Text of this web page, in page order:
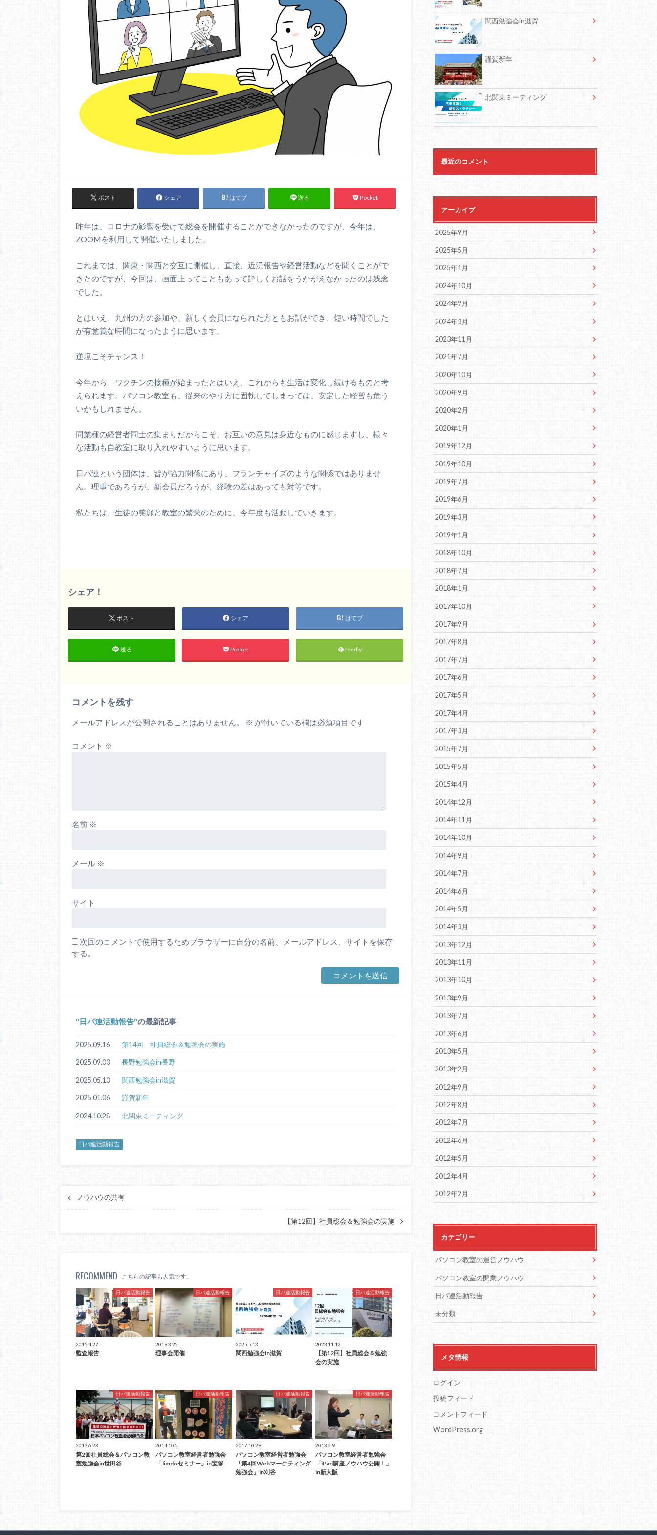
ポスト シェア はてブ 送る Pocket
昨年は、コロナの影響を受けて総会を開催することができなかったのですが、今年は、
ZOOMを利用して開催いたしました。
これまでは、関東・関西と交互に開催し、直接、近況報告や経営活動などを聞くことがで
きたのですが、今回は、画面上ってこともあって詳しくお話をうかがえなかったのは残念
でした。
とはいえ、九州の方の参加や、新しく会員になられた方ともお話ができ、短い時間でした
が有意義な時間になったように思います。
逆境こそチャンス！
今年から、ワクチンの接種が始まったとはいえ、これからも生活は変化し続けるものと考
えられます。パソコン教室も、従来のやり方に固執してしまっては、安定した経営も危う
いかもしれません。
同業種の経営者同士の集まりだからこそ、お互いの意見は身近なものに感じますし、様々
な活動も自教室に取り入れやすいように思います。
日パ連という団体は、皆が協力関係にあり、フランチャイズのような関係ではありませ
ん。理事であろうが、新会員だろうが、経験の差はあっても対等です。
私たちは、生徒の笑顔と教室の繁栄のために、今年度も活動していきます。
シェア！
ポスト シェア はてブ
送る Pocket feedly
コメントを残す
メールアドレスが公開されることはありません。 ※ が付いている欄は必須項目です
コメント ※
名前 ※
メール ※
サイト
次回のコメントで使用するためブラウザーに自分の名前、メールアドレス、サイトを保存
する。
日パ連活動報告 の最新記事
2025.09.16 第14回 社員総会＆勉強会の実施
2025.09.03 長野勉強会in長野
2025.05.13 関西勉強会in滋賀
2025.01.06 謹賀新年
2024.10.28 北関東ミーティング
日パ連活動報告
ノウハウの共有
【第12回】社員総会＆勉強会の実施
RECOMMEND こちらの記事も人気です。
日パ連活動報告
2015.4.27
監査報告
日パ連活動報告
2019.3.25
理事会開催
日パ連活動報告
2025.5.13
関西勉強会in滋賀
日パ連活動報告
2023.11.12
【第12回】社員総会＆勉強
会の実施
日パ連活動報告
2013.6.23
第2回社員総会＆パソコン教
室勉強会in世田谷
日パ連活動報告
2014.10.5
パソコン教室経営者勉強会
「Jimdoセミナー」in宝塚
日パ連活動報告
2017.10.29
パソコン教室経営者勉強会
「第4回Webマーケティング
勉強会」in刈谷
日パ連活動報告
2013.6.9
パソコン教室経営者勉強会
「iPad講座ノウハウ公開！」
in新大阪
関西勉強会in滋賀
謹賀新年
北関東ミーティング
最近のコメント
アーカイブ
2025年9月
2025年5月
2025年1月
2024年10月
2024年9月
2024年3月
2023年11月
2021年7月
2020年10月
2020年9月
2020年2月
2020年1月
2019年12月
2019年10月
2019年7月
2019年6月
2019年3月
2019年1月
2018年10月
2018年7月
2018年1月
2017年10月
2017年9月
2017年8月
2017年7月
2017年6月
2017年5月
2017年4月
2017年3月
2015年7月
2015年5月
2015年4月
2014年12月
2014年11月
2014年10月
2014年9月
2014年7月
2014年6月
2014年5月
2014年3月
2013年12月
2013年11月
2013年10月
2013年9月
2013年7月
2013年6月
2013年5月
2013年2月
2012年9月
2012年8月
2012年7月
2012年6月
2012年5月
2012年4月
2012年2月
カテゴリー
パソコン教室の運営ノウハウ
パソコン教室の開業ノウハウ
日パ連活動報告
未分類
メタ情報
ログイン
投稿フィード
コメントフィード
WordPress.org